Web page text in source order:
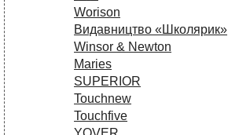
Worison
Видавництво «Школярик»
Winsor & Newton
Maries
SUPERIOR
Touchnew
Touchfive